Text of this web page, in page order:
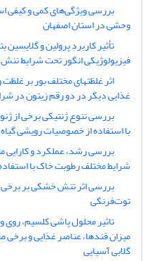
بررسی ویژگی‌های کمی و
وحشی در استان اصفهان
تأثیر کاربرد پرولین و
فیزیولوژیکی انگور تحت شرایط
اثر غلظت‏های مختلف بور بر
غذایی دیگر در دو رقم زیتون در
با استفاده از خصوصیات رویشی
بررسی رشد، عملکرد و کارایی
شرایط مختلف رطوبت خاک با
بررسی اثر تنش خشکی بر برخی
توت‌فرنگی
تاثیر محلول پاشی کلسیم،
میزان قندها، عناصر غذایی و برخی
گلابی آسیایی